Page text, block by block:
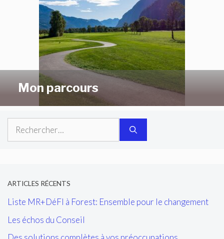
Mon parcours
Rechercher :
ARTICLES RÉCENTS
Liste MR+DéFI à Forest: Ensemble pour le changement
Les échos du Conseil